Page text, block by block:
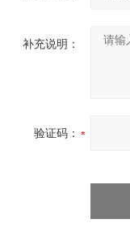
补充说明：
验证码：